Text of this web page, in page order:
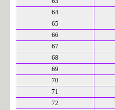
64
65
66
67
68
69
70
71
72